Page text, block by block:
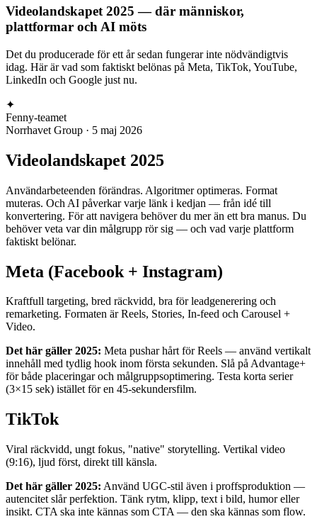
Videolandskapet 2025 — där människor,
plattformar och AI möts
Det du producerade för ett år sedan fungerar inte nödvändigtvis
idag. Här är vad som faktiskt belönas på Meta, TikTok, YouTube,
LinkedIn och Google just nu.
✦
Fenny-teamet
Norrhavet Group · 5 maj 2026
Videolandskapet 2025
Användarbeteenden förändras. Algoritmer optimeras. Format
muteras. Och AI påverkar varje länk i kedjan — från idé till
konvertering. För att navigera behöver du mer än ett bra manus. Du
behöver veta var din målgrupp rör sig — och vad varje plattform
faktiskt belönar.
Meta (Facebook + Instagram)
Kraftfull targeting, bred räckvidd, bra för leadgenerering och
remarketing. Formaten är Reels, Stories, In-feed och Carousel +
Video.
Det här gäller 2025: Meta pushar hårt för Reels — använd vertikalt
innehåll med tydlig hook inom första sekunden. Slå på Advantage+
för både placeringar och målgruppsoptimering. Testa korta serier
(3×15 sek) istället för en 45-sekundersfilm.
TikTok
Viral räckvidd, ungt fokus, "native" storytelling. Vertikal video
(9:16), ljud först, direkt till känsla.
Det här gäller 2025: Använd UGC-stil även i proffsproduktion —
autencitet slår perfektion. Tänk rytm, klipp, text i bild, humor eller
insikt. CTA ska inte kännas som CTA — den ska kännas som flow.